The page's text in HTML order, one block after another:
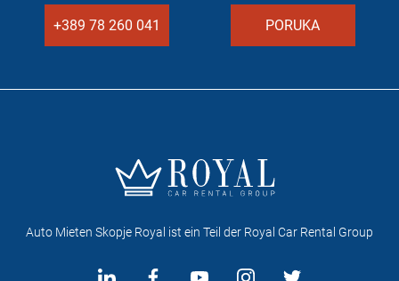
+389 78 260 041 PORUKA
Auto Mieten Skopje Royal ist ein Teil der Royal Car Rental Group